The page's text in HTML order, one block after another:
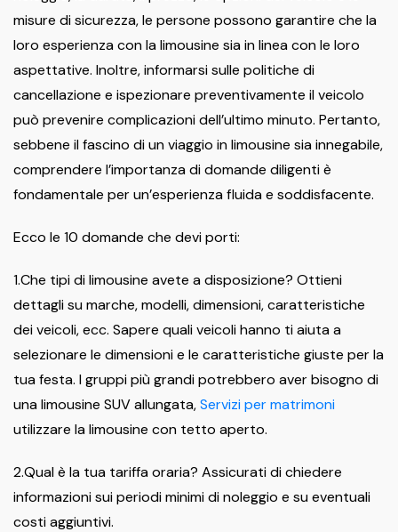
misure di sicurezza, le persone possono garantire che la
loro esperienza con la limousine sia in linea con le loro
aspettative. Inoltre, informarsi sulle politiche di
cancellazione e ispezionare preventivamente il veicolo
può prevenire complicazioni dell’ultimo minuto. Pertanto,
sebbene il fascino di un viaggio in limousine sia innegabile,
comprendere l’importanza di domande diligenti è
fondamentale per un’esperienza fluida e soddisfacente.
Ecco le 10 domande che devi porti:
1.Che tipi di limousine avete a disposizione? Ottieni
dettagli su marche, modelli, dimensioni, caratteristiche
dei veicoli, ecc. Sapere quali veicoli hanno ti aiuta a
selezionare le dimensioni e le caratteristiche giuste per la
tua festa. I gruppi più grandi potrebbero aver bisogno di
una limousine SUV allungata,Servizi per matrimoni
utilizzare la limousine con tetto aperto.
2.Qual è la tua tariffa oraria? Assicurati di chiedere
informazioni sui periodi minimi di noleggio e su eventuali
costi aggiuntivi.